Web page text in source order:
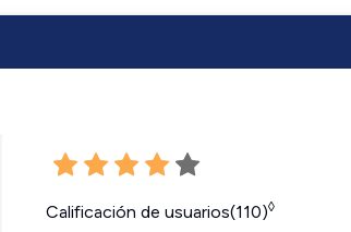
Calificación de usuarios(110)◊